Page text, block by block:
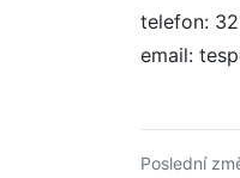
telefon:
email:
Poslední